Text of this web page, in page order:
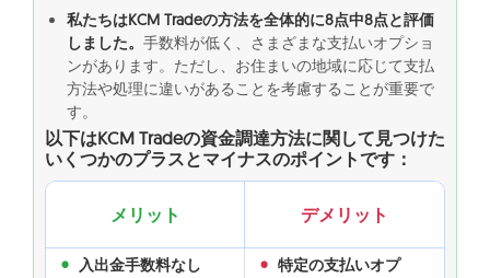
私たちはKCM Tradeの方法を全体的に8点中8点と評価
しました。 手数料が低く、さまざまな支払いオプショ
ンがあります。ただし、お住まいの地域に応じて支払
方法や処理に違いがあることを考慮することが重要で
す。
以下はKCM Tradeの資金調達方法に関して見つけた
いくつかのプラスとマイナスのポイントです：
メリット デメリット
入出金手数料なし
特定の支払いオプ